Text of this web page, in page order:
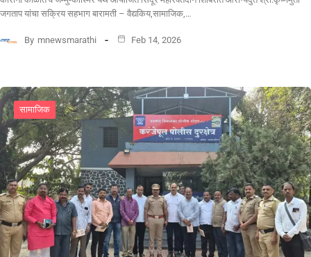
जगताप यांचा सक्रिय सहभाग बारामती – वैद्यकिय,सामाजिक,…
By mnewsmarathi Feb 14, 2026
सामाजिक